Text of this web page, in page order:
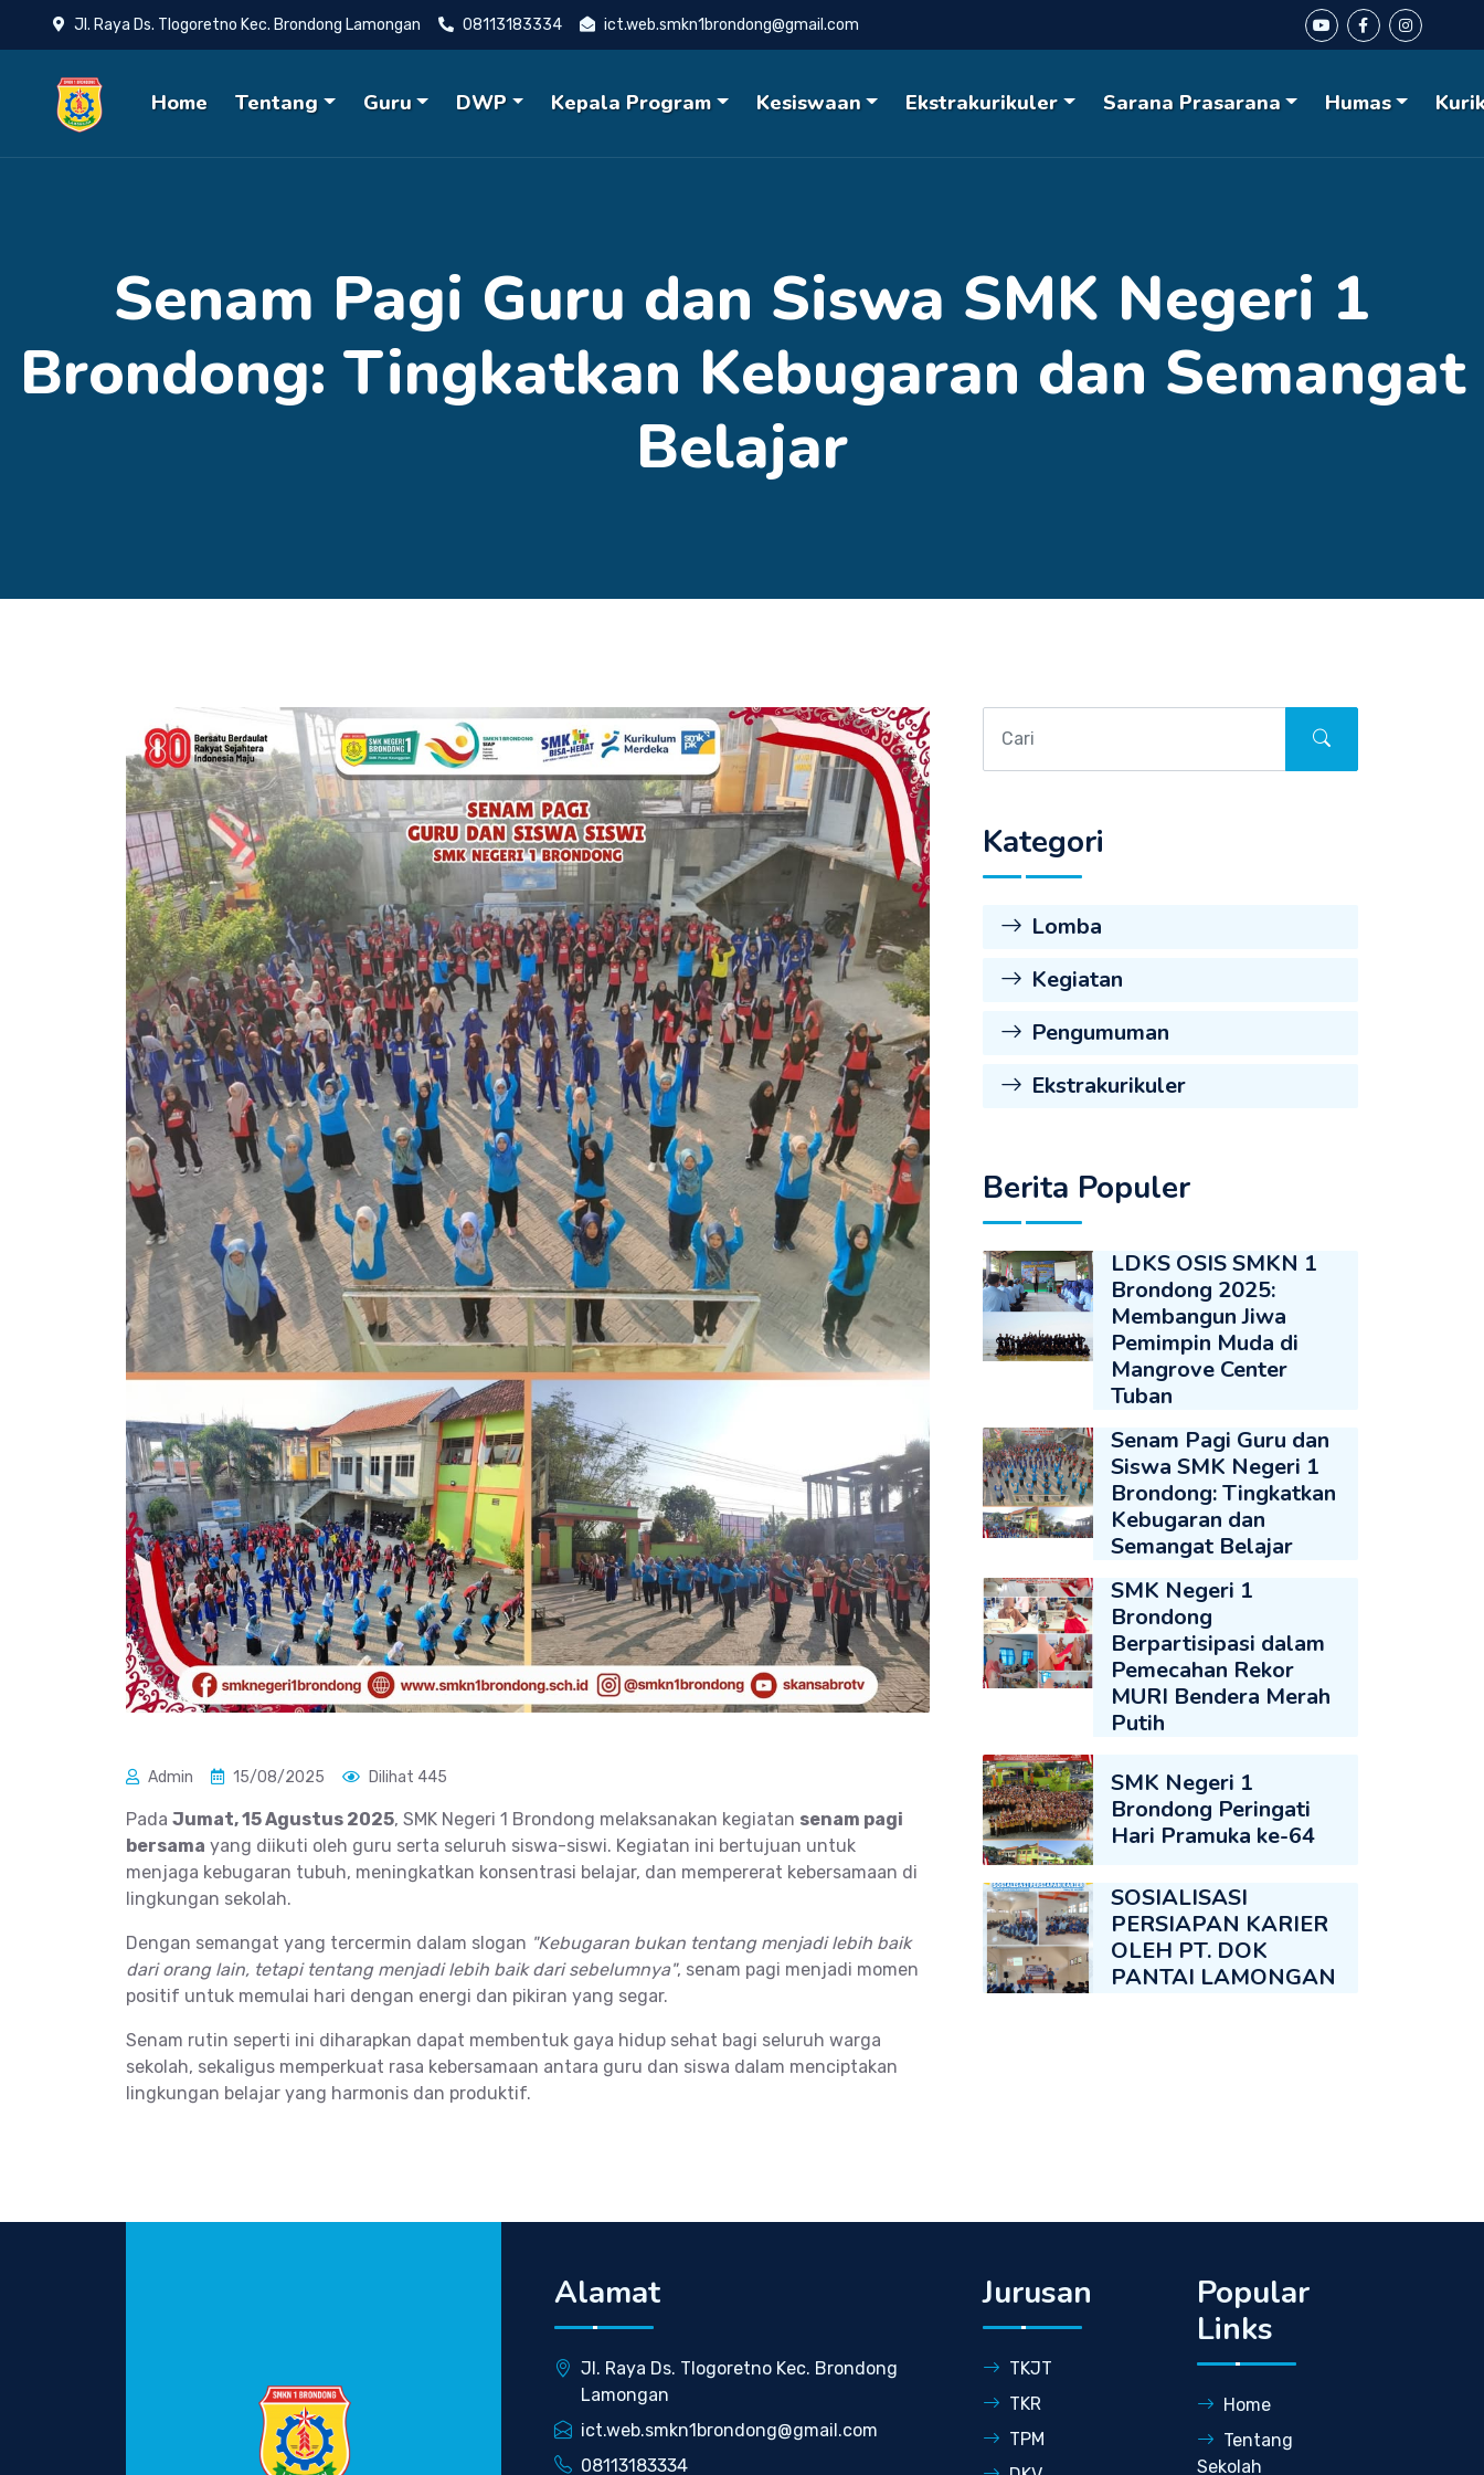
Jl. Raya Ds. Tlogoretno Kec. Brondong Lamongan 08113183334 ict.web.smkn1brondong@gmail.com
Home Tentang Guru DWP Kepala Program Kesiswaan Ekstrakurikuler Sarana Prasarana Humas
Senam Pagi Guru dan Siswa SMK Negeri 1
Brondong: Tingkatkan Kebugaran dan Semangat
Belajar
Admin 15/08/2025 Dilihat 445
Pada Jumat, 15 Agustus 2025, SMK Negeri 1 Brondong melaksanakan kegiatan senam pagi
bersama yang diikuti oleh guru serta seluruh siswa-siswi. Kegiatan ini bertujuan untuk
menjaga kebugaran tubuh, meningkatkan konsentrasi belajar, dan mempererat kebersamaan di
lingkungan sekolah.
Dengan semangat yang tercermin dalam slogan "Kebugaran bukan tentang menjadi lebih baik
dari orang lain, tetapi tentang menjadi lebih baik dari sebelumnya", senam pagi menjadi momen
positif untuk memulai hari dengan energi dan pikiran yang segar.
Senam rutin seperti ini diharapkan dapat membentuk gaya hidup sehat bagi seluruh warga
sekolah, sekaligus memperkuat rasa kebersamaan antara guru dan siswa dalam menciptakan
lingkungan belajar yang harmonis dan produktif.
Kategori
Lomba
Kegiatan
Pengumuman
Ekstrakurikuler
Berita Populer
LDKS OSIS SMKN 1
Brondong 2025:
Membangun Jiwa
Pemimpin Muda di
Mangrove Center
Tuban
Senam Pagi Guru dan
Siswa SMK Negeri 1
Brondong: Tingkatkan
Kebugaran dan
Semangat Belajar
SMK Negeri 1
Brondong
Berpartisipasi dalam
Pemecahan Rekor
MURI Bendera Merah
Putih
SMK Negeri 1
Brondong Peringati
Hari Pramuka ke-64
SOSIALISASI
PERSIAPAN KARIER
OLEH PT. DOK
PANTAI LAMONGAN
Alamat
Jl. Raya Ds. Tlogoretno Kec. Brondong
Lamongan
ict.web.smkn1brondong@gmail.com
08113183334
Jurusan
TKJT
TKR
TPM
Popular
Links
Home
Tentang
Sekolah